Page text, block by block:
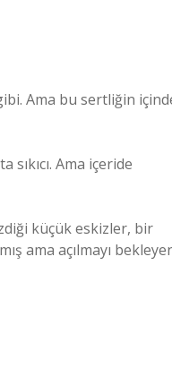
Ama bu sertliğin
Ama içeride
küçük eskizler, bir
ama açılmayı